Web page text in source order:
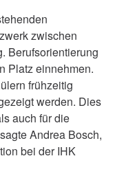
zwischen
Berufsorientierung
Platz einnehmen.
frühzeitig
werden. Dies
auch für die
Andrea Bosch,
bei der IHK